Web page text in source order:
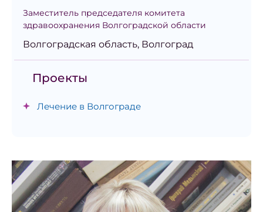
Заместитель председателя комитета
здравоохранения Волгоградской области
Волгоградская область, Волгоград
Проекты
Лечение в Волгограде